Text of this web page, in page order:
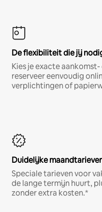
De flexibiliteit die jij
Kies je exacte
reserveer eenvoudig
verplichtingen of
Duidelijke
Speciale tarieven voor
de lange termijn huurt,
zonder extra kosten.*